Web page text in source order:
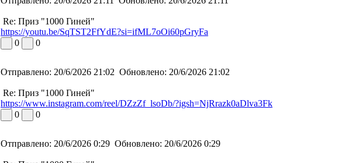
Re: Приз "1000 Гиней"
https://youtu.be/SqTST2FfYdE?si=ifML7oOi60pGryFa
0
0
Отправлено: 20/6/2026 21:02 Обновлено: 20/6/2026 21:02
Re: Приз "1000 Гиней"
https://www.instagram.com/reel/DZzZf_lsoDb/?igsh=NjRrazk0aDlva3Fk
0
0
Отправлено: 20/6/2026 0:29 Обновлено: 20/6/2026 0:29